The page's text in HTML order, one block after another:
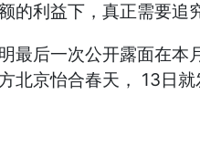
的利益下，真正需要追
最后一次公开露面在
北京怡合春天， 13日